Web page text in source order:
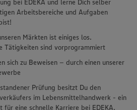
bei EDEKA und lerne Dich selber
Arbeitsbereiche und Aufgaben
Märkten ist einiges los.
Tätigkeiten sind vorprogrammiert
sich zu Beweisen – durch einen unserer
Prüfung besitzt Du den
im Lebensmittelhandwerk - ein
für eine schnelle Karriere bei EDEKA.